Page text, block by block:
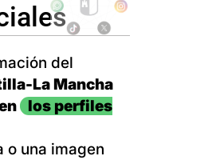
del
La Mancha
los perfiles
o una imagen